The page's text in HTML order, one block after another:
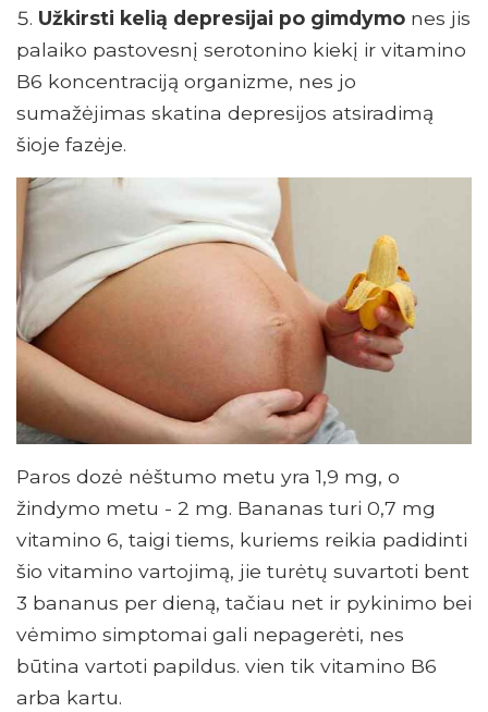
Užkirsti kelią depresijai po gimdymo nes jis
palaiko pastovesnį serotonino kiekį ir vitamino
B6 koncentraciją organizme, nes jo
sumažėjimas skatina depresijos atsiradimą
šioje fazėje.
Paros dozė nėštumo metu yra 1,9 mg, o
žindymo metu - 2 mg. Bananas turi 0,7 mg
vitamino 6, taigi tiems, kuriems reikia padidinti
šio vitamino vartojimą, jie turėtų suvartoti bent
3 bananus per dieną, tačiau net ir pykinimo bei
vėmimo simptomai gali nepagerėti, nes
būtina vartoti papildus. vien tik vitamino B6
arba kartu.